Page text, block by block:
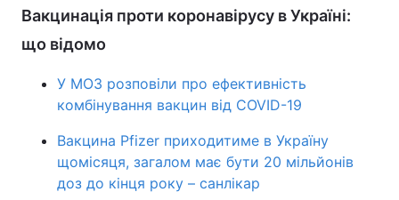
Вакцинація проти коронавірусу в Україні:
що відомо
У МОЗ розповіли про ефективність
комбінування вакцин від COVID-19
Вакцина Pfizer приходитиме в Україну
щомісяця, загалом має бути 20 мільйонів
доз до кінця року – санлікар